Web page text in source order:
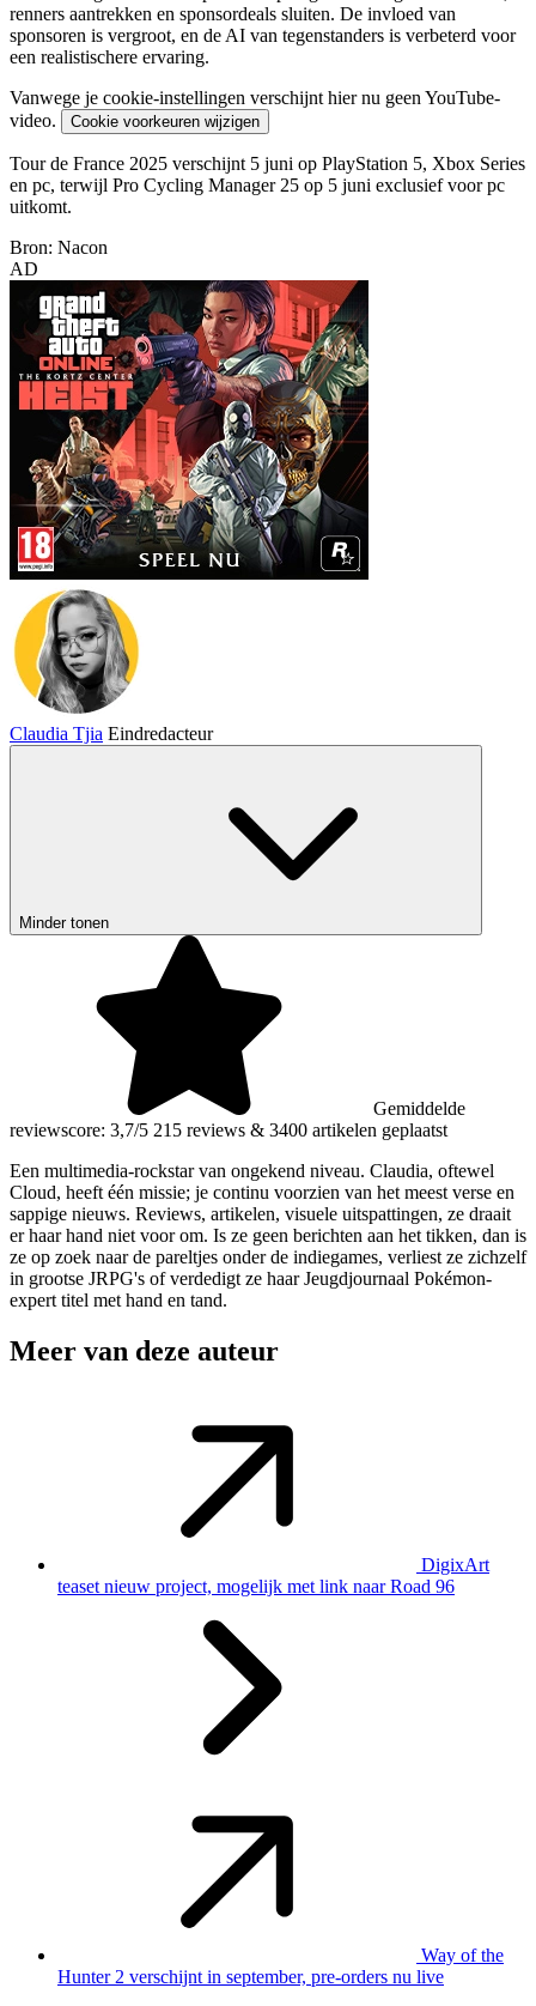
renners aantrekken en sponsordeals sluiten. De invloed van
sponsoren is vergroot, en de AI van tegenstanders is verbeterd voor
een realistischere ervaring.
Vanwege je cookie-instellingen verschijnt hier nu geen YouTube-
video.
Cookie voorkeuren wijzigen
Tour de France 2025 verschijnt 5 juni op PlayStation 5, Xbox Series
en pc, terwijl Pro Cycling Manager 25 op 5 juni exclusief voor pc
uitkomt.
Bron: Nacon
AD
Claudia Tjia Eindredacteur
Minder tonen
Gemiddelde
reviewscore: 3,7/5 215 reviews & 3400 artikelen geplaatst
Een multimedia-rockstar van ongekend niveau. Claudia, oftewel
Cloud, heeft één missie; je continu voorzien van het meest verse en
sappige nieuws. Reviews, artikelen, visuele uitspattingen, ze draait
er haar hand niet voor om. Is ze geen berichten aan het tikken, dan is
ze op zoek naar de pareltjes onder de indiegames, verliest ze zichzelf
in grootse JRPG's of verdedigt ze haar Jeugdjournaal Pokémon-
expert titel met hand en tand.
Meer van deze auteur
DigixArt
teaset nieuw project, mogelijk met link naar Road 96
Way of the
Hunter 2 verschijnt in september, pre-orders nu live